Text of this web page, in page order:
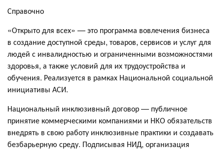
Справочно
«Открыто для всех» — это программа вовлечения бизнеса
в создание доступной среды, товаров, сервисов и услуг для
людей с инвалидностью и ограниченными возможностями
здоровья, а также условий для их трудоустройства и
обучения. Реализуется в рамках Национальной социальной
инициативы АСИ.
Национальный инклюзивный договор — публичное
принятие коммерческими компаниями и НКО обязательств
внедрять в свою работу инклюзивные практики и создавать
безбарьерную среду. Подписывая НИД, организация